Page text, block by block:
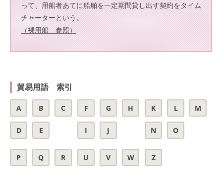
って、用船者あてに船舶を一定期間貸し出す契約をタイム
チャーターという。
（裸用船 参照）
貿易用語 索引
A B C
D E
F G H
I J
K L M
N O
P Q R U V W Z